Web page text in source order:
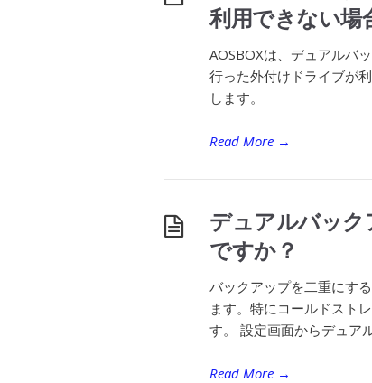
利用できない場
AOSBOXは、デュアルバ
行った外付けドライブが
します。
Read More →
デュアルバッ
ですか？
バックアップを二重にす
ます。特にコールドスト
す。 設定画面からデュア
Read More →